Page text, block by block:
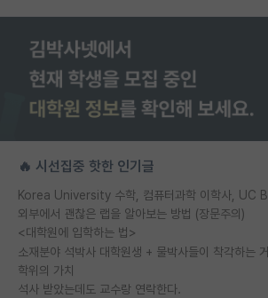
🔥 시선집중 핫한 인기글
외부에서 괜찮은 랩을 알아보는 방법 (장문주의)
<대학원에 입학하는 법>
소재분야 석박사 대학원생 + 물박사들이 착각하는 거
학위의 가치
석사 받았는데도 교수랑 연락한다.